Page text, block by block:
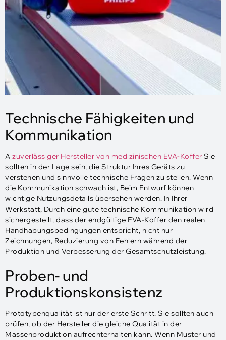
Technische Fähigkeiten und
Kommunikation
A zuverlässiger Hersteller von medizinischen EVA-Koffer Sie
sollten in der Lage sein, die Struktur Ihres Geräts zu
verstehen und sinnvolle technische Fragen zu stellen. Wenn
die Kommunikation schwach ist, Beim Entwurf können
wichtige Nutzungsdetails übersehen werden. In Ihrer
Werkstatt, Durch eine gute technische Kommunikation wird
sichergestellt, dass der endgültige EVA-Koffer den realen
Handhabungsbedingungen entspricht, nicht nur
Zeichnungen, Reduzierung von Fehlern während der
Produktion und Verbesserung der Gesamtschutzleistung.
Proben- und
Produktionskonsistenz
Prototypenqualität ist nur der erste Schritt. Sie sollten auch
prüfen, ob der Hersteller die gleiche Qualität in der
Massenproduktion aufrechterhalten kann. Wenn Muster und